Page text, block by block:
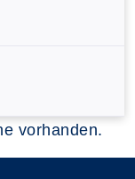
vorhanden.